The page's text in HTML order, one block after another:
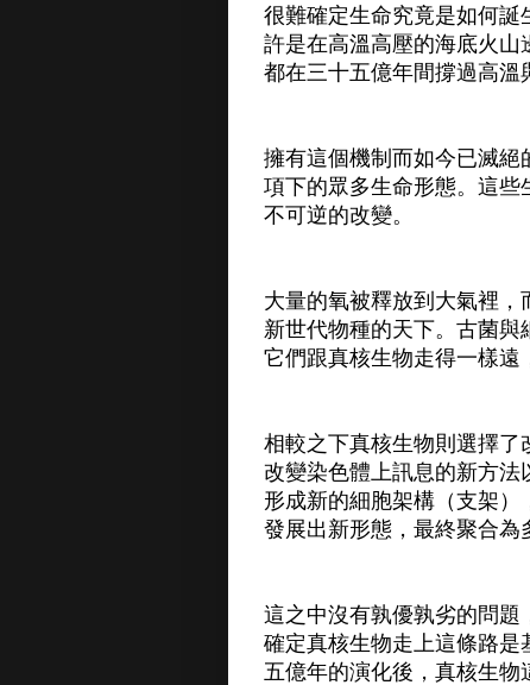
很難確定生命究竟是如何
許是在高溫高壓的海底火
都在三十五億年間撐過高溫
擁有這個機制而如今已滅
項下的眾多生命形態。這
不可逆的改變。
大量的氧被釋放到大氣裡
新世代物種的天下。古菌與
它們跟真核生物走得一樣遠
相較之下真核生物則選擇
改變染色體上訊息的新方
形成新的細胞架構（支架
發展出新形態，最終聚合為
這之中沒有孰優孰劣的問
確定真核生物走上這條路
五億年的演化後，真核生物